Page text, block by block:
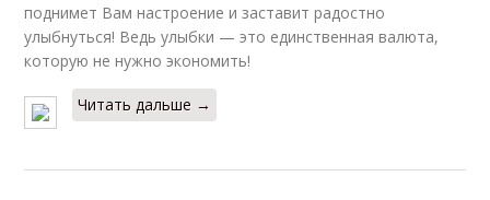
поднимет Вам настроение и заставит радостно
улыбнуться! Ведь улыбки — это единственная валюта,
которую не нужно экономить!
Читать дальше →